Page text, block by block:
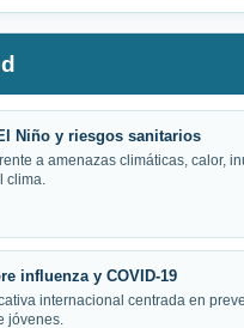
Niño y riesgos sanitarios
a amenazas climáticas, calor,
clima.
influenza y COVID-19
internacional centrada en
jóvenes.